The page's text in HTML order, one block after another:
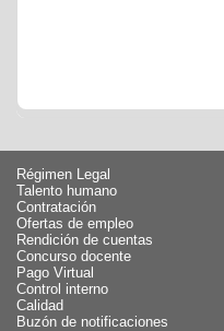
Régimen Legal
Talento humano
Contratación
Ofertas de empleo
Rendición de cuentas
Concurso docente
Pago Virtual
Control interno
Calidad
Buzón de notificaciones